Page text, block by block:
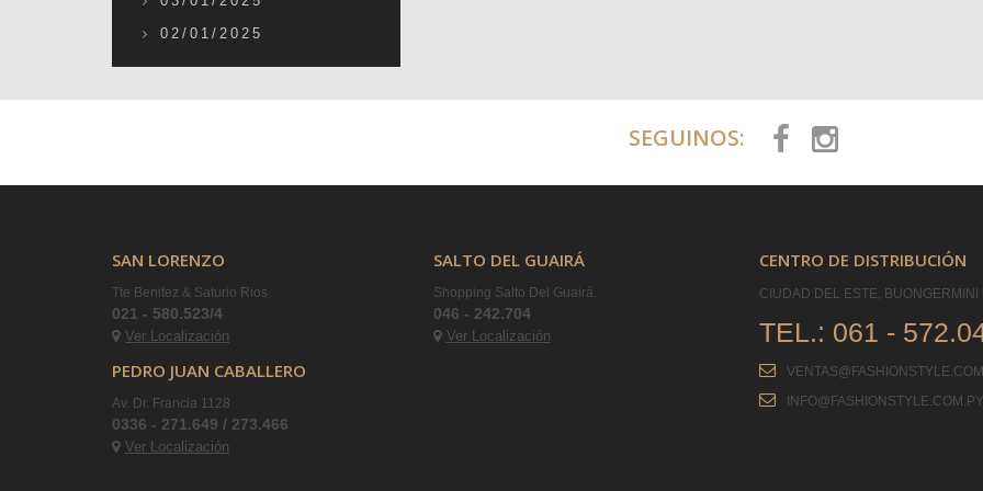
02/01/2025
SEGUINOS:
SAN LORENZO
Tte Benitez & Saturio Rios
021 - 580.523/4
Ver Localización
PEDRO JUAN CABALLERO
Av. Dr. Francia 1128
0336 - 271.649 / 273.466
Ver Localización
SALTO DEL GUAIRÁ
Shopping Salto Del Guairá.
046 - 242.704
Ver Localización
CENTRO DE DISTRIBUCIÓN
CIUDAD DEL ESTE, BUONGERMINI
TEL.: 061 -
INFO@FASHIONSTYLE.COM.PY